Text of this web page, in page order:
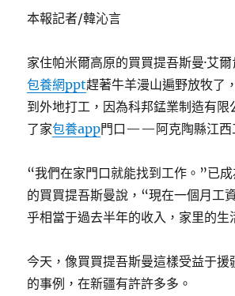
本報記者/韓沁言
家住帕米爾高原的買買提吾斯曼·艾
包養網ppt趕著牛羊漫山遍野放牧了
到外地打工，因為科邦錳業制造有限
了家包養app門口——阿克陶縣江西
“我們在家門口就能找到工作。”已
的買買提吾斯曼說，“現在一個月工
乎相當于過去半年的收入，家里的生
今天，像買買提吾斯曼這樣受益于援
的事例，在新疆有許許多多。